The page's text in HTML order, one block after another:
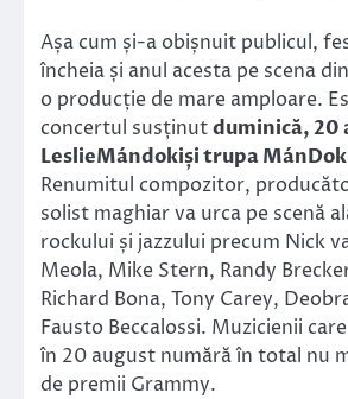
Așa cum și-a obișnuit publicul,
încheia și anul acesta pe scena
o producție de mare amploare.
concertul susținutduminică, 20
LeslieMándokiși trupaMánD
Renumitul compozitor,
solist maghiar va urca pe scenă
rockului și jazzului precum Nick
Meola, Mike Stern, Randy
Richard Bona, Tony Carey,
Fausto Beccalossi. Muzicienii
în 20 august numără în total nu
de premii Grammy.